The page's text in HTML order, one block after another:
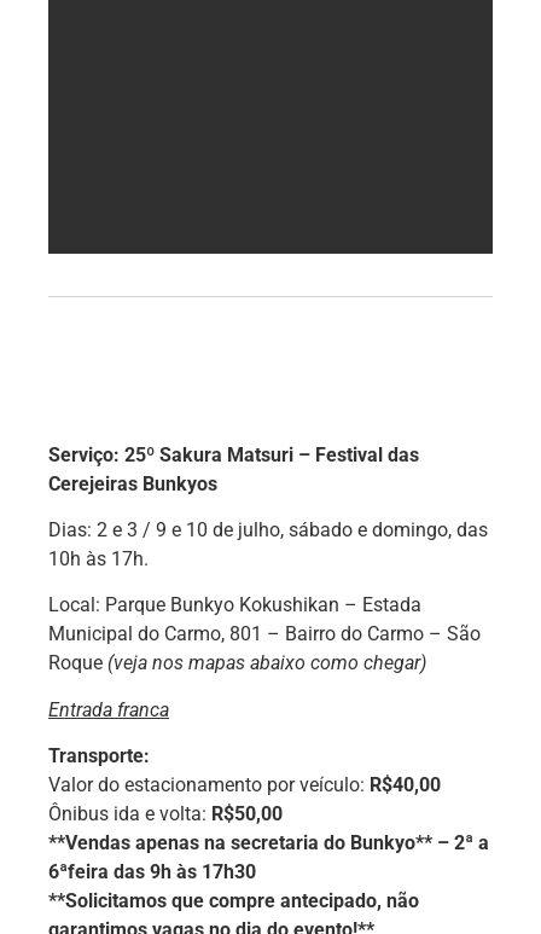
Serviço: 25º Sakura Matsuri – Festival das
Cerejeiras Bunkyos
Dias: 2 e 3 / 9 e 10 de julho, sábado e domingo, das
10h às 17h.
Local: Parque Bunkyo Kokushikan – Estada
Municipal do Carmo, 801 – Bairro do Carmo – São
Roque (veja nos mapas abaixo como chegar)
Entrada franca
Transporte:
Valor do estacionamento por veículo: R$40,00
Ônibus ida e volta: R$50,00
**Vendas apenas na secretaria do Bunkyo** – 2ª a
6ªfeira das 9h às 17h30
**Solicitamos que compre antecipado, não